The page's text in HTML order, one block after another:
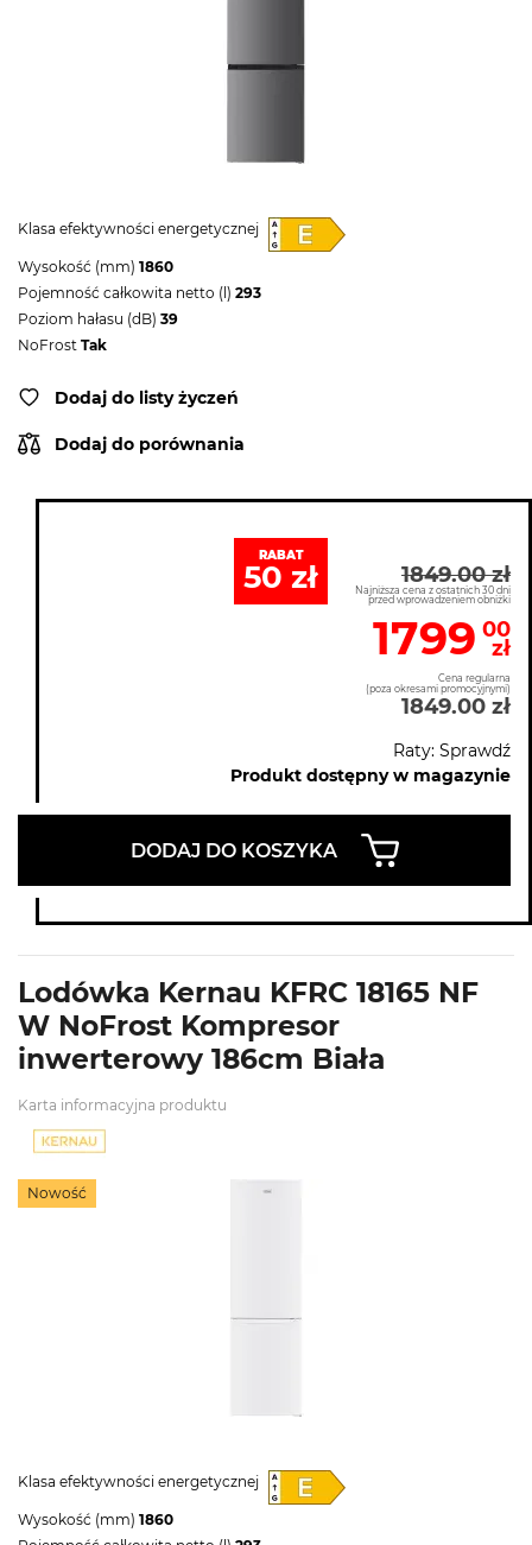
Klasa efektywności energetycznej
Wysokość (mm) 1860
Pojemność całkowita netto (l) 293
Poziom hałasu (dB) 39
NoFrost Tak
Dodaj do listy życzeń
Dodaj do porównania
RABAT
50 zł 1849.00 zł
Najniższa cena z ostatnich 30 dni
przed wprowadzeniem obniżki
1799 00
zł
Cena regularna
(poza okresami promocyjnymi)
1849.00 zł
Raty: Sprawdź
Produkt dostępny w magazynie
DODAJ DO KOSZYKA
Lodówka Kernau KFRC 18165 NF
W NoFrost Kompresor
inwerterowy 186cm Biała
Karta informacyjna produktu
Nowość
Klasa efektywności energetycznej
Wysokość (mm) 1860